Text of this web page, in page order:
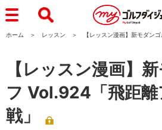
ホーム レッスン 【レッスン漫画】新モダン
【レッスン漫画】
フ Vol.924「飛距
戦」